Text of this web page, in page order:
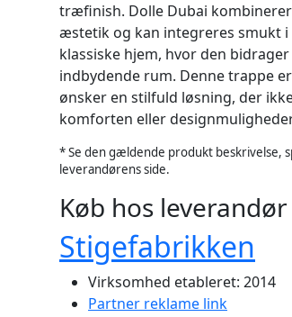
træfinish. Dolle Dubai
æstetik og kan integreres smukt i
klassiske hjem, hvor den
indbydende rum. Denne trappe
ønsker en stilfuld løsning, der
komforten eller
* Se den gældende produkt beskrivelse,
leverandørens side.
Køb hos leverandør
Stigefabrikken
Virksomhed etableret: 2014
Partner reklame link